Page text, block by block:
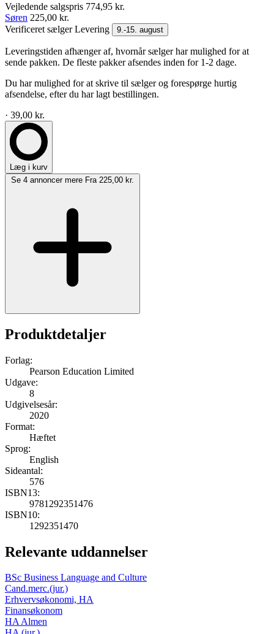
Vejledende salgspris 774,95 kr.
Søren 225,00 kr.
Verificeret sælgerLevering 9.-15. august
Leveringstiden afhænger af, hvornår sælger har mulighed for at
sende pakken. De fleste pakker afsendes inden for 1-2 dage.
Du har mulighed for at skrive til sælger og forespørge hurtig
afsendelse, efter du har lagt bestillingen.
· 39,00 kr.
Læg i kurv
Se 4 annoncer mere Fra 225,00 kr.
Produktdetaljer
Forlag:
Pearson Education Limited
Udgave:
8
Udgivelsesår:
2020
Format:
Hæftet
Sprog:
English
Sideantal:
576
ISBN13:
9781292351476
ISBN10:
1292351470
Relevante uddannelser
BSc Business Language and Culture
Cand.merc.(jur.)
Erhvervsøkonomi, HA
Finansøkonom
HA Almen